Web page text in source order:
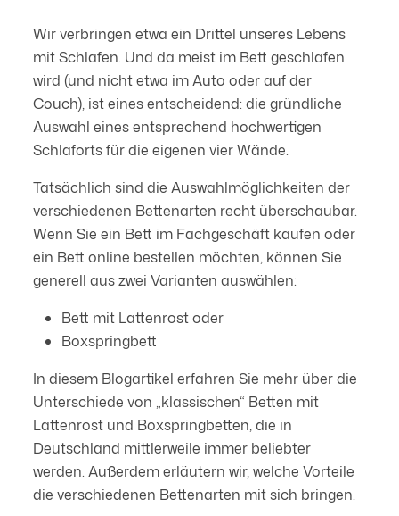
Wir verbringen etwa ein Drittel unseres Lebens
mit Schlafen. Und da meist im Bett geschlafen
wird (und nicht etwa im Auto oder auf der
Couch), ist eines entscheidend: die gründliche
Auswahl eines entsprechend hochwertigen
Schlaforts für die eigenen vier Wände.
Tatsächlich sind die Auswahlmöglichkeiten der
verschiedenen Bettenarten recht überschaubar.
Wenn Sie ein Bett im Fachgeschäft kaufen oder
ein Bett online bestellen möchten, können Sie
generell aus zwei Varianten auswählen:
Bett mit Lattenrost oder
Boxspringbett
In diesem Blogartikel erfahren Sie mehr über die
Unterschiede von „klassischen“ Betten mit
Lattenrost und Boxspringbetten, die in
Deutschland mittlerweile immer beliebter
werden. Außerdem erläutern wir, welche Vorteile
die verschiedenen Bettenarten mit sich bringen.